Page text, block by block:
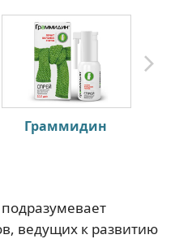
Граммидин
ведущих к развитию